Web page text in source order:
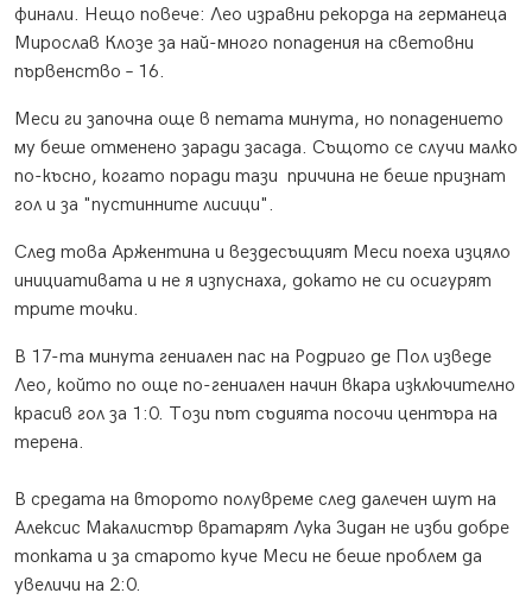
финали. Нещо повече: Лео изравни рекорда на германеца
Мирослав Клозе за най-много попадения на световни
първенство – 16.
Меси ги започна още в петата минута, но попадението
му беше отменено заради засада. Същото се случи малко
по-късно, когато поради тази причина не беше признат
гол и за "пустинните лисици".
След това Аржентина и вездесъщият Меси поеха изцяло
инициативата и не я изпуснаха, докато не си осигурят
трите точки.
В 17-та минута гениален пас на Родриго де Пол изведе
Лео, който по още по-гениален начин вкара изключително
красив гол за 1:0. Този път съдията посочи центъра на
терена.
В средата на второто полувреме след далечен шут на
Алексис Макалистър вратарят Лука Зидан не изби добре
топката и за старото куче Меси не беше проблем да
увеличи на 2:0.